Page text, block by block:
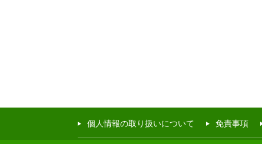
個人情報の取り扱いについて 免責事項